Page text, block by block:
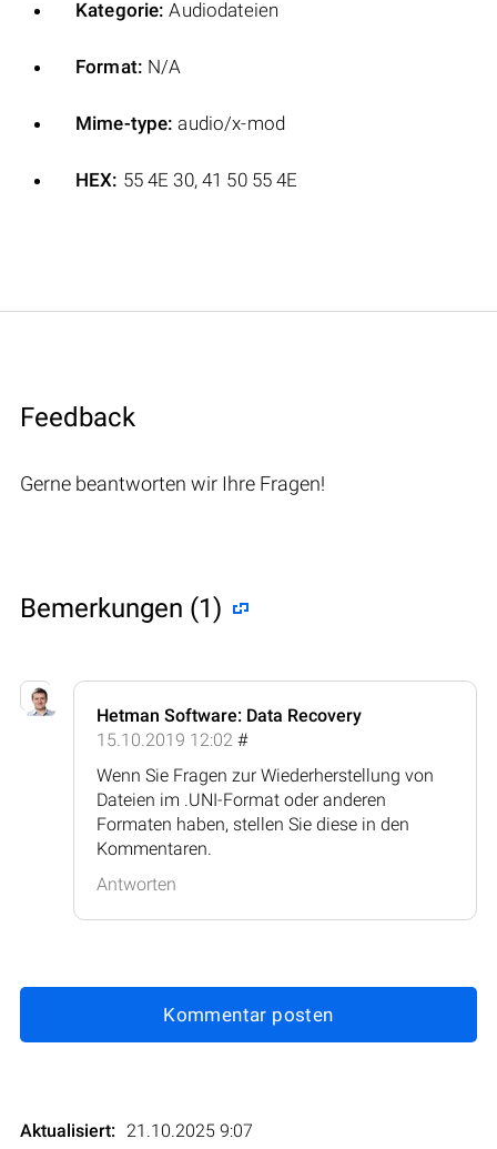
Kategorie: Audiodateien
Format: N/A
Mime-type: audio/x-mod
HEX: 55 4E 30, 41 50 55 4E
Feedback
Gerne beantworten wir Ihre Fragen!
Bemerkungen (1)
Hetman Software: Data Recovery
15.10.2019 12:02 #
Wenn Sie Fragen zur Wiederherstellung von
Dateien im .UNI-Format oder anderen
Formaten haben, stellen Sie diese in den
Kommentaren.
Antworten
Kommentar posten
Aktualisiert: 21.10.2025 9:07